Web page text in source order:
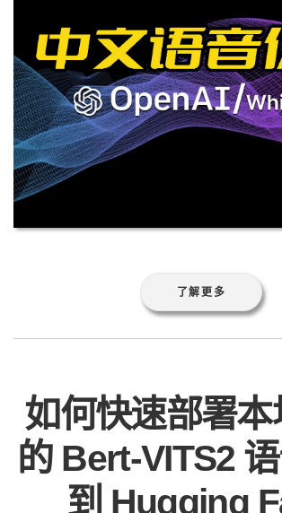
了解更多
如何快速部署
的 Bert-VITS2
到 Hugging